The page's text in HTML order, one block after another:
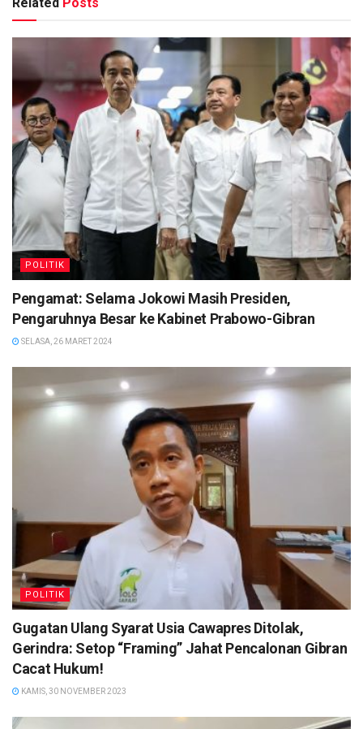
POLITIK
Pengamat: Selama Jokowi Masih Presiden,
Pengaruhnya Besar ke Kabinet Prabowo-Gibran
SELASA, 26 MARET 2024
POLITIK
Gugatan Ulang Syarat Usia Cawapres Ditolak,
Gerindra: Setop “Framing” Jahat Pencalonan Gibran
Cacat Hukum!
KAMIS, 30 NOVEMBER 2023